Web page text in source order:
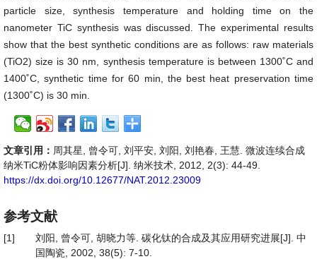
particle size, synthesis temperature and holding time on the
nanometer TiC synthesis was discussed. The experimental results
show that the best synthetic conditions are as follows: raw materials
(TiO2) size is 30 nm, synthesis temperature is between 1300˚C and
1400˚C, synthetic time for 60 min, the best heat preservation time
(1300˚C) is 30 min.
文章引用： 周其星, 曾令可, 刘平安, 刘阳, 刘艳春, 王慧. 微波连续合成
纳米TiC粉体影响因素分析[J]. 纳米技术, 2012, 2(3): 44-49.
https://dx.doi.org/10.12677/NAT.2012.23009
参考文献
[1]
刘阳, 曾令可, 胡晓力等. 碳化钛的合成及其应用研究进展[J]. 中
国陶瓷, 2002, 38(5): 7-10.